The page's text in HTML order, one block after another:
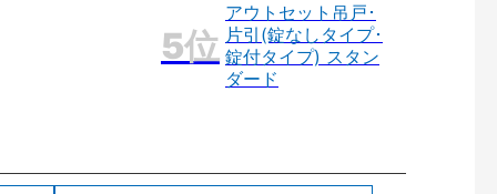
アウトセット吊戸･
片引(錠なしタイプ･
錠付タイプ) スタン
ダード